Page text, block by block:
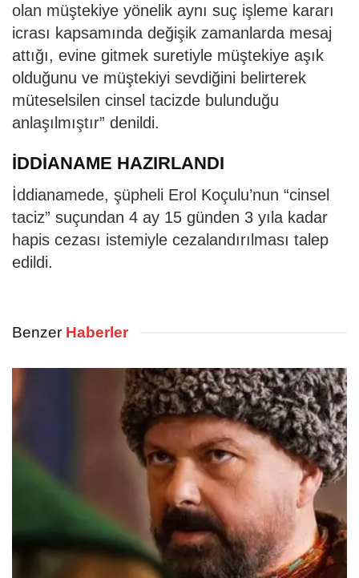
olan müştekiye yönelik aynı suç işleme kararı
icrası kapsamında değişik zamanlarda mesaj
attığı, evine gitmek suretiyle müştekiye aşık
olduğunu ve müştekiyi sevdiğini belirterek
müteselsilen cinsel tacizde bulunduğu
anlaşılmıştır” denildi.
İDDİANAME HAZIRLANDI
İddianamede, şüpheli Erol Koçulu’nun “cinsel
taciz” suçundan 4 ay 15 günden 3 yıla kadar
hapis cezası istemiyle cezalandırılması talep
edildi.
Benzer Haberler